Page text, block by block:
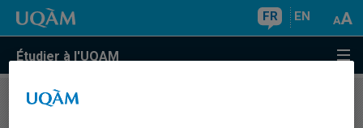
FR EN
Étudier à l'UQAM
COURS//